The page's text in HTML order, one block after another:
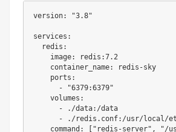
version: "3.8"
services :
redis :
image: redis :7.2
container_name: redis -sky
ports :
-
"6379:6379"
volumes :
- ./data: /data
- ./redis.conf: /usr/local/
command : "redis-server" , "/